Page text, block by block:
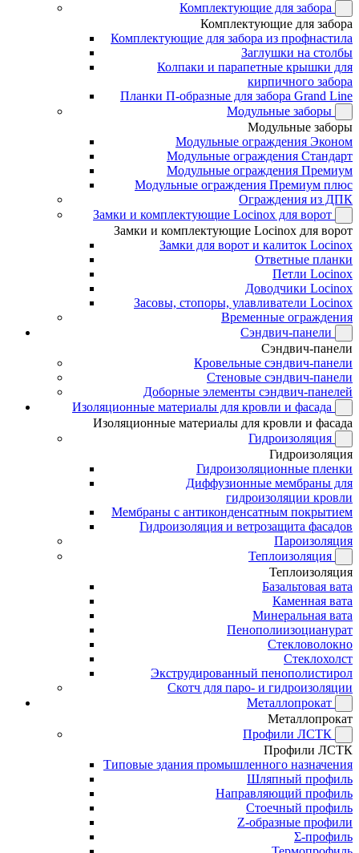
Комплектующие для забора
Комплектующие для забора
Комплектующие для забора из профнастила
Заглушки на столбы
Колпаки и парапетные крышки для
кирпичного забора
Планки П-образные для забора Grand Line
Модульные заборы
Модульные заборы
Модульные ограждения Эконом
Модульные ограждения Стандарт
Модульные ограждения Премиум
Модульные ограждения Премиум плюс
Ограждения из ДПК
Замки и комплектующие Locinox для ворот
Замки и комплектующие Locinox для ворот
Замки для ворот и калиток Locinox
Ответные планки
Петли Locinox
Доводчики Locinox
Засовы, стопоры, улавливатели Locinox
Временные ограждения
Сэндвич-панели
Сэндвич-панели
Кровельные сэндвич-панели
Стеновые сэндвич-панели
Доборные элементы сэндвич-панелей
Изоляционные материалы для кровли и фасада
Изоляционные материалы для кровли и фасада
Гидроизоляция
Гидроизоляция
Гидроизоляционные пленки
Диффузионные мембраны для
гидроизоляции кровли
Мембраны с антиконденсатным покрытием
Гидроизоляция и ветрозащита фасадов
Пароизоляция
Теплоизоляция
Теплоизоляция
Базальтовая вата
Каменная вата
Минеральная вата
Пенополиизоцианурат
Стекловолокно
Стеклохолст
Экструдированный пенополистирол
Скотч для паро- и гидроизоляции
Металлопрокат
Металлопрокат
Профили ЛСТК
Профили ЛСТК
Типовые здания промышленного назначения
Шляпный профиль
Направляющий профиль
Стоечный профиль
Z-образные профили
Σ-профиль